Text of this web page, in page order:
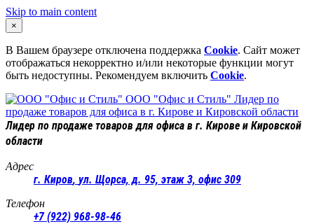
Skip to main content
×
В Вашем браузере отключена поддержка Cookie. Сайт может
отображаться некорректно и/или некоторые функции могут
быть недоступны. Рекомендуем включить Cookie.
ООО "Офис и Стиль" Лидер по
продаже товаров для офиса в г. Кирове и Кировской области
Лидер по продаже товаров для офиса в г. Кирове и Кировской
области
Адрес
г. Киров, ул. Щорса, д. 95, этаж 3, офис 309
Телефон
+7 (922) 968-98-46